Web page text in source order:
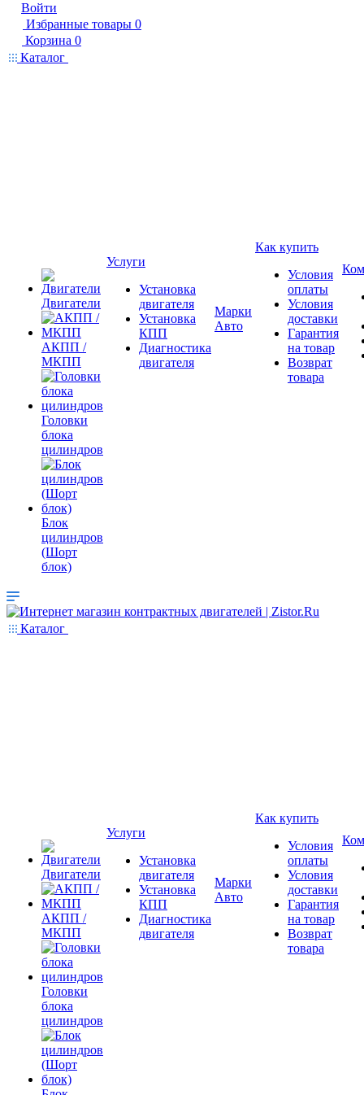
Войти
Избранные товары 0
Корзина 0
Каталог
Двигатели
АКПП /
МКПП
Головки
блока
цилиндров
Блок
цилиндров
(Шорт
блок)
Услуги
Установка
двигателя
Установка
КПП
Диагностика
двигателя
Марки
Авто
Как купить
Условия
оплаты
Условия
доставки
Гарантия
на товар
Возврат
товара
Каталог
Двигатели
АКПП /
МКПП
Головки
блока
цилиндров
Услуги
Установка
двигателя
Установка
КПП
Диагностика
двигателя
Марки
Авто
Как купить
Условия
оплаты
Условия
доставки
Гарантия
на товар
Возврат
товара